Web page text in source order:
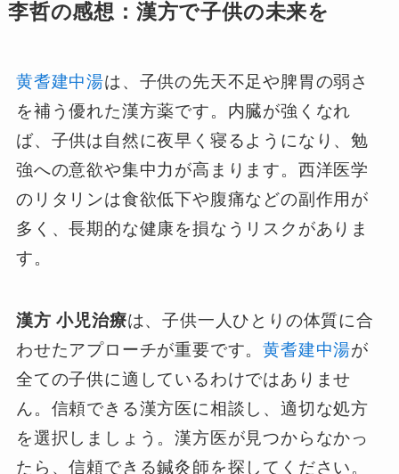
李哲の感想：漢方で子供の未来を
黄耆建中湯は、子供の先天不足や脾胃の弱さ
を補う優れた漢方薬です。内臓が強くなれ
ば、子供は自然に夜早く寝るようになり、勉
強への意欲や集中力が高まります。西洋医学
のリタリンは食欲低下や腹痛などの副作用が
多く、長期的な健康を損なうリスクがありま
す。
漢方 小児治療は、子供一人ひとりの体質に合
わせたアプローチが重要です。黄耆建中湯が
全ての子供に適しているわけではありませ
ん。信頼できる漢方医に相談し、適切な処方
を選択しましょう。漢方医が見つからなかっ
たら、信頼できる鍼灸師を探してください。